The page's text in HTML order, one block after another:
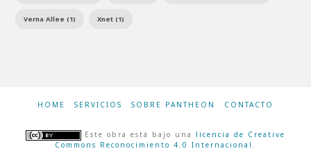
Verna Allee (1) Xnet (1)
HOME SERVICIOS SOBRE PANTHEON CONTACTO
Este obra está bajo una licencia de Creative
Commons Reconocimiento 4.0 Internacional .